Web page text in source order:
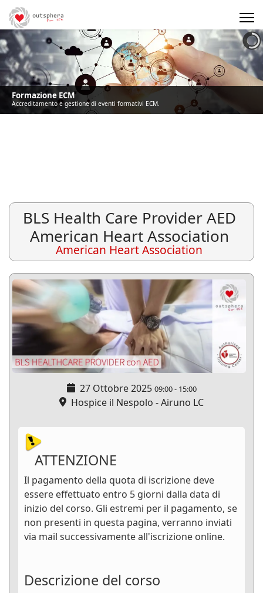
Formazione ECM
Accreditamento e gestione di eventi formativi ECM.
BLS Health Care Provider AED
American Heart Association
American Heart Association
27 Ottobre 2025 09:00- 15:00
Hospice il Nespolo - Airuno LC
ATTENZIONE
Il pagamento della quota di iscrizione deve
essere effettuato entro 5 giorni dalla data di
inizio del corso. Gli estremi per il pagamento, se
non presenti in questa pagina, verranno inviati
via mail successivamente all'iscrizione online.
Descrizione del corso